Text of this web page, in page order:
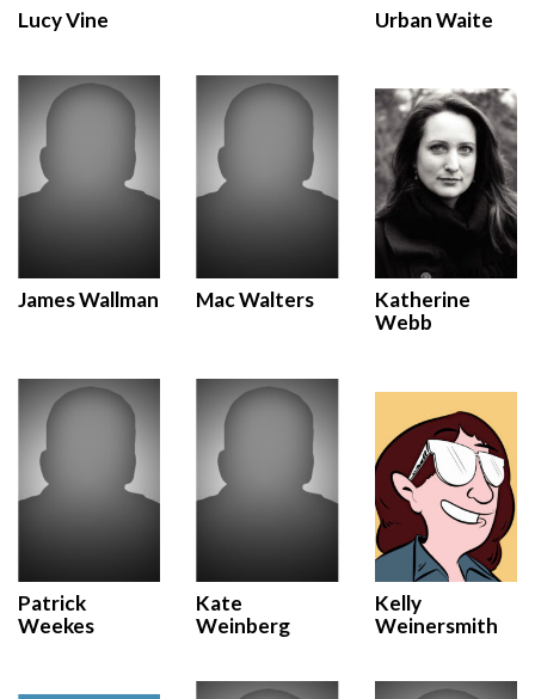
Lucy Vine Urban Waite
James Wallman Mac Walters
Katherine
Webb
Patrick
Weekes
Kate
Weinberg
Kelly
Weinersmith